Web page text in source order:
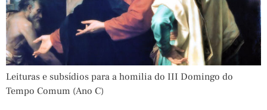
Leituras e subsídios para a homilia do III Domingo do
Tempo Comum (Ano C)